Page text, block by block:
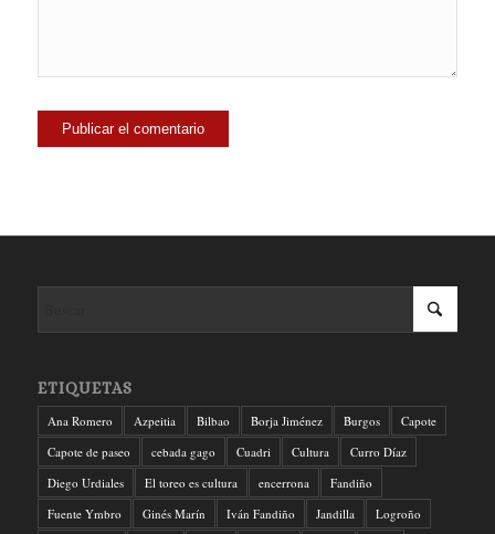
ETIQUETAS
Ana Romero Azpeitia Bilbao Borja Jiménez Burgos
Capote
Capote de paseo
cebada gago Cuadri Cultura
Curro Díaz
Diego Urdiales
El toreo es cultura encerrona
Fandiño
Fuente Ymbro
Ginés Marín Iván Fandiño Jandilla
Logroño